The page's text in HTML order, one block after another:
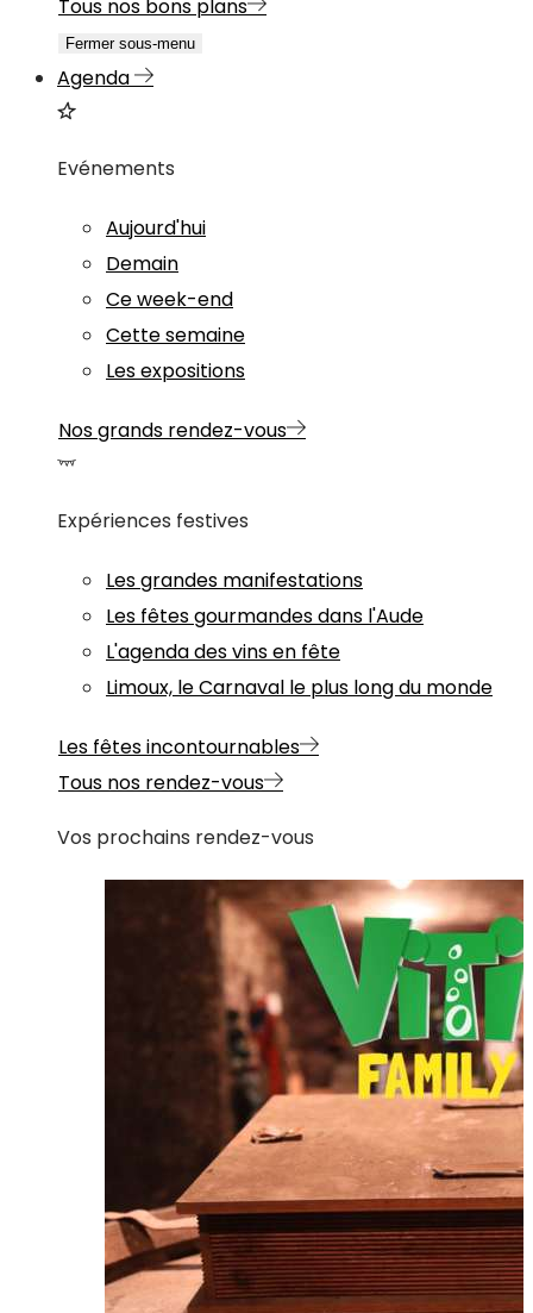
Tous nos bons plans
Fermer sous-menu
Agenda
Evénements
Aujourd'hui
Demain
Ce week-end
Cette semaine
Les expositions
Nos grands rendez-vous
Expériences festives
Les grandes manifestations
Les fêtes gourmandes dans l'Aude
L'agenda des vins en fête
Limoux, le Carnaval le plus long du monde
Les fêtes incontournables
Tous nos rendez-vous
Vos prochains rendez-vous